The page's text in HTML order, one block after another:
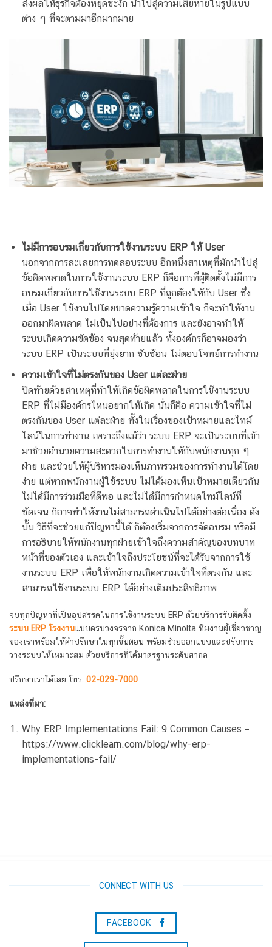
ส่งผลให้ธุรกิจต้องหยุดชะงัก นำไปสู่ความเสียหายในรูปแบบ
ต่าง ๆ ที่จะตามมาอีกมากมาย
ไม่มีการอบรมเกี่ยวกับการใช้งานระบบ ERP ให้ User
นอกจากการละเลยการทดสอบระบบ อีกหนึ่งสาเหตุที่มักนำไปสู่
ข้อผิดพลาดในการใช้งานระบบ ERP ก็คือการที่ผู้ติดตั้งไม่มีการ
อบรมเกี่ยวกับการใช้งานระบบ ERP ที่ถูกต้องให้กับ User ซึ่ง
เมื่อ User ใช้งานไปโดยขาดความรู้ความเข้าใจ ก็จะทำให้งาน
ออกมาผิดพลาด ไม่เป็นไปอย่างที่ต้องการ และยังอาจทำให้
ระบบเกิดความขัดข้อง จนสุดท้ายแล้ว ทั้งองค์กรก็อาจมองว่า
ระบบ ERP เป็นระบบที่ยุ่งยาก ซับซ้อน ไม่ตอบโจทย์การทำงาน
ความเข้าใจที่ไม่ตรงกันของ User แต่ละฝ่าย
ปิดท้ายด้วยสาเหตุที่ทำให้เกิดข้อผิดพลาดในการใช้งานระบบ
ERP ที่ไม่มีองค์กรไหนอยากให้เกิด นั่นก็คือ ความเข้าใจที่ไม่
ตรงกันของ User แต่ละฝ่าย ทั้งในเรื่องของเป้าหมายและไทม์
ไลน์ในการทำงาน เพราะถึงแม้ว่า ระบบ ERP จะเป็นระบบที่เข้า
มาช่วยอำนวยความสะดวกในการทำงานให้กับพนักงานทุก ๆ
ฝ่าย และช่วยให้ผู้บริหารมองเห็นภาพรวมของการทำงานได้โดย
ง่าย แต่หากพนักงานผู้ใช้ระบบ ไม่ได้มองเห็นเป้าหมายเดียวกัน
ไม่ได้มีการร่วมมือที่ดีพอ และไม่ได้มีการกำหนดไทม์ไลน์ที่
ชัดเจน ก็อาจทำให้งานไม่สามารถดำเนินไปได้อย่างต่อเนื่อง ดัง
นั้น วิธีที่จะช่วยแก้ปัญหานี้ได้ ก็ต้องเริ่มจากการจัดอบรม หรือมี
การอธิบายให้พนักงานทุกฝ่ายเข้าใจถึงความสำคัญของบทบาท
หน้าที่ของตัวเอง และเข้าใจถึงประโยชน์ที่จะได้รับจากการใช้
งานระบบ ERP เพื่อให้พนักงานเกิดความเข้าใจที่ตรงกัน และ
สามารถใช้งานระบบ ERP ได้อย่างเต็มประสิทธิภาพ
จบทุกปัญหาที่เป็นอุปสรรคในการใช้งานระบบ ERP ด้วยบริการรับติดตั้ง
ระบบ ERP โรงงานแบบครบวงจรจาก Konica Minolta ทีมงานผู้เชี่ยวชาญ
ของเราพร้อมให้คำปรึกษาในทุกขั้นตอน พร้อมช่วยออกแบบและปรับการ
วางระบบให้เหมาะสม ด้วยบริการที่ได้มาตรฐานระดับสากล
ปรึกษาเราได้เลย โทร. 02-029-7000
แหล่งที่มา:
Why ERP Implementations Fail: 9 Common Causes –
https://www.clicklearn.com/blog/why-erp-
implementations-fail/
CONNECT WITH US
FACEBOOK